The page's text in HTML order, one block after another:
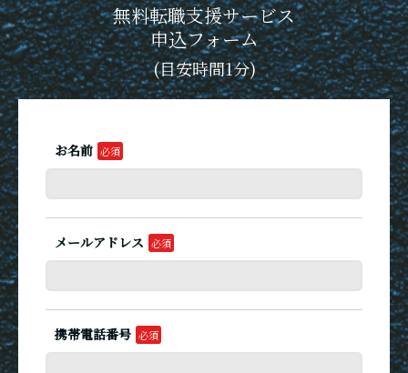
無料転職支援サービス
申込フォーム
(目安時間1分)
お名前
メールアドレス
携帯電話番号